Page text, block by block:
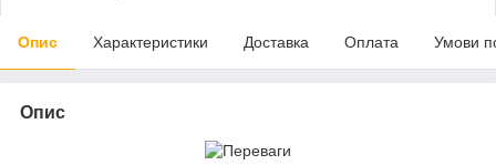
Опис Характеристики Доставка Оплата Умови
Опис